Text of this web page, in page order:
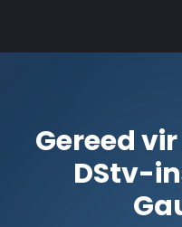
Gereed
DStv-